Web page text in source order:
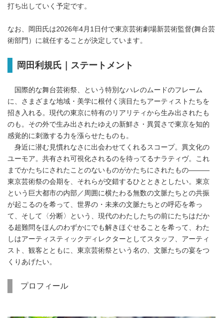
打ち出していく予定です。
なお、岡田氏は2026年4月1日付で東京芸術劇場新芸術監督(舞台芸
術部門）に就任することが決定しています。
岡田利規氏｜ステートメント
国際的な舞台芸術祭、という特別なハレのムードのフレーム
に、さまざまな地域・美学に根付く演目たちアーティストたちを
招き入れる。現代の東京に特有のリアリティから生み出されたも
のも。その外で生み出されたゆえの新鮮さ・異質さで東京を知的
感覚的に刺激する力を漲らせたものも。
身近に潜む見慣れなさに出会わせてくれるスコープ。異文化の
ユーモア。共有され可視化されるのを待ってるナラティヴ。これ
までかたちにされたことのないものがかたちにされたもの———
東京芸術祭の会期を、それらが交錯するひとときとしたい。東京
という巨大都市の内部／周囲に横たわる無数の文脈たちとの共振
が起こるのを希って、世界の・未来の文脈たちとの呼応を希っ
て、そして〈分断〉という、現代のわたしたちの前にたちはだか
る超難問をほんのわずかにでも解きほぐせることを希って、わた
しはアーティスティックディレクターとしてスタッフ、アーティ
スト、観客とともに、東京芸術祭という名の、文脈たちの宴をつ
くりあげたい。
プロフィール